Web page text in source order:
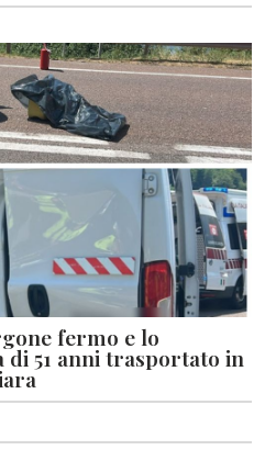
fermo e lo
51 anni trasportato in